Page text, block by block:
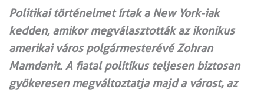
Politikai történelmet írtak a New York-iak
kedden, amikor megválasztották az ikonikus
amerikai város polgármesterévé Zohran
Mamdanit. A fiatal politikus teljesen biztosan
gyökeresen megváltoztatja majd a várost, az